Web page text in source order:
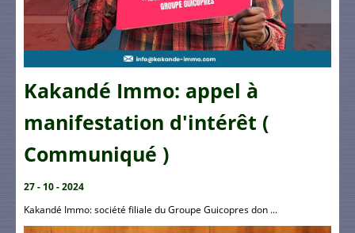
Kakandé Immo: appel à
manifestation d'intérêt (
Communiqué )
27 - 10 - 2024
Kakandé Immo: société filiale du Groupe Guicopres don ...